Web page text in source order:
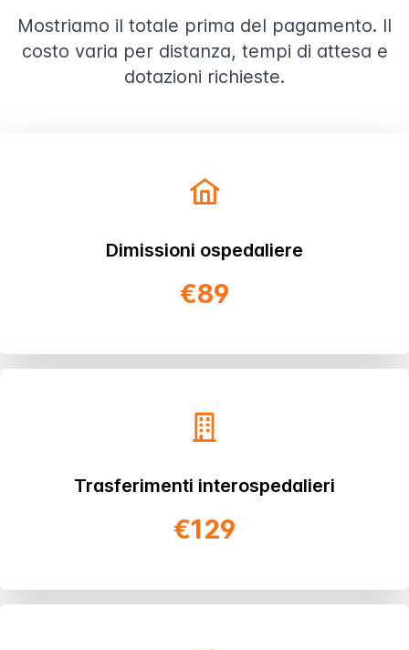
Mostriamo il totale prima del pagamento. Il
costo varia per distanza, tempi di attesa e
dotazioni richieste.
Dimissioni ospedaliere
€89
Trasferimenti interospedalieri
€129